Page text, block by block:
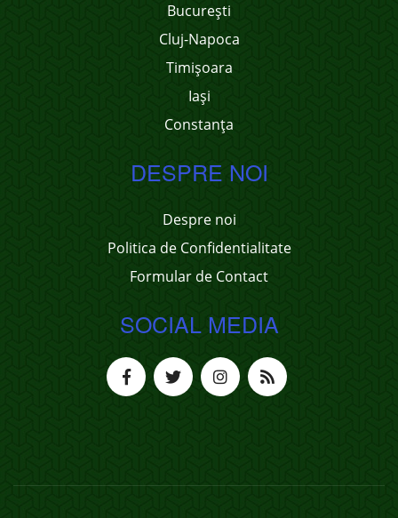
București
Cluj-Napoca
Timișoara
Iași
Constanța
DESPRE NOI
Despre noi
Politica de Confidentialitate
Formular de Contact
SOCIAL MEDIA